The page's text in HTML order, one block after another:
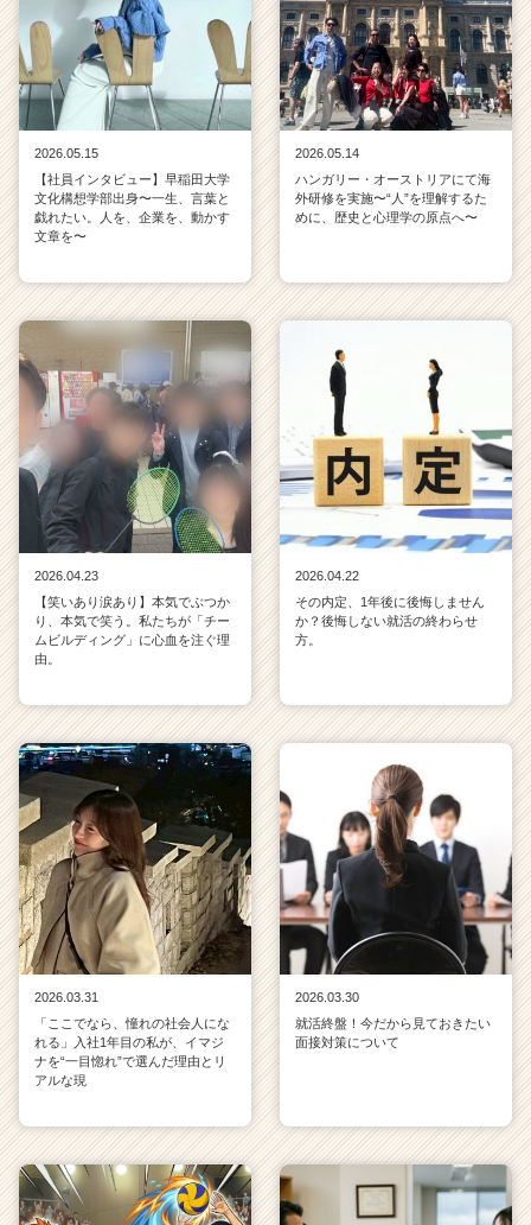
2026.05.15
【社員インタビュー】早稲田大学
文化構想学部出身〜一生、言葉と
戯れたい。人を、企業を、動かす
文章を〜
2026.05.14
ハンガリー・オーストリアにて海
外研修を実施〜“人”を理解するた
めに、歴史と心理学の原点へ〜
2026.04.23
【笑いあり涙あり】本気でぶつか
り、本気で笑う。私たちが「チー
ムビルディング」に心血を注ぐ理
由。
2026.04.22
その内定、1年後に後悔しません
か？後悔しない就活の終わらせ
方。
2026.03.31
「ここでなら、憧れの社会人にな
れる」入社1年目の私が、イマジ
ナを“一目惚れ”で選んだ理由とリ
アルな現
2026.03.30
就活終盤！今だから見ておきたい
面接対策について